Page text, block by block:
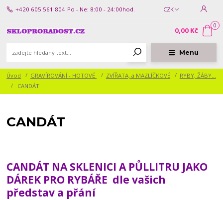
Menu
CZK
+420 605 561 804 Po - Ne: 8:00 - 24:00hod.
0
0,00 Kč
Úvod GRAVÍROVÁNÍ - HOTOVÉ ZVÍŘATA, a MAZLÍČKOVÉ
RYBY, ŽÁBY...
CANDÁT
CANDÁT
CANDÁT NA SKLENICI A PŮLLITRU JAKO
DÁREK PRO RYBÁŘE dle vašich
představ a přání